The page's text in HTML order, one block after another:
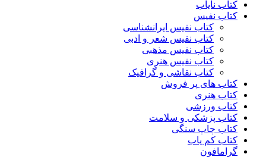
کتاب نایاب
کتاب نفیس
کتاب نفیس ایرانشناسی
کتاب نفیس شعر و ادبی
کتاب نفیس مذهبی
کتاب نفیس هنری
کتاب نقاشی و گرافیک
کتاب های پر فروش
کتاب هنری
کتاب ورزشی
کتاب پزشکی و سلامت
کتاب چاپ سنگی
کتاب کم یاب
گرامافون